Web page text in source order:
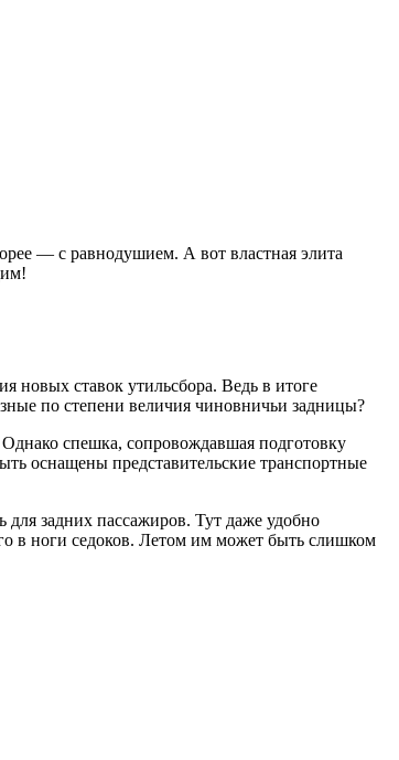
— с равнодушием. А вот властная элита
новых ставок утильсбора. Ведь в итоге
по степени величия чиновничьи задницы?
спешка, сопровождавшая подготовку
оснащены представительские транспортные
задних пассажиров. Тут даже удобно
в ноги седоков. Летом им может быть слишком